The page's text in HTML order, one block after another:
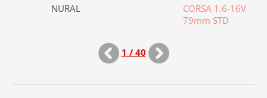
NURAL
CORSA 1.6-16V
79mm STD
1 / 40